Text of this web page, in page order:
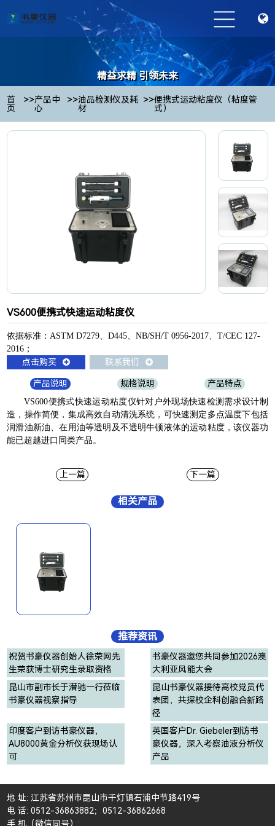
精益求精 引领未来
Striving for excellence and leading the future
首
页
>>产品中
心
>>油品检测仪及耗
材
>>便携式运动粘度仪（粘度管
式）
VS600便携式快速运动粘度仪
依据标准：ASTM D7279、D445、NB/SH/T 0956-2017、T/CEC 127-
2016；
点击购买 联系我们
产品说明 规格说明 产品特点
VS600便携式快速运动粘度仪针对户外现场快速检测需求设计制
造，操作简便，集成高效自动清洗系统，可快速测定多点温度下包括
润滑油新油、在用油等透明及不透明牛顿液体的运动粘度，该仪器功
能已超越进口同类产品。
上一篇 下一篇
相关产品
推荐资讯
祝贺书豪仪器创始人徐荣网先
生荣获博士研究生录取资格
书豪仪器邀您共同参加2026澳
大利亚风能大会
昆山市副市长于潜驰一行莅临
书豪仪器视察指导
昆山书豪仪器接待高校党员代
表团，共探校企科创融合新路
径
印度客户到访书豪仪器，
AU8000黄金分析仪获现场认
可
英国客户Dr. Giebeler到访书
豪仪器，深入考察油液分析仪
产品
地 址: 江苏省苏州市昆山市千灯镇石浦中节路419号
电 话: 0512-36863882；0512-36862668
手 机（微信同号）: